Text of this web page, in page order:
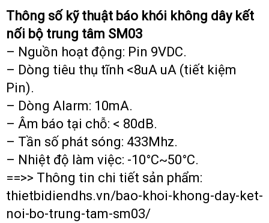
Thông số kỹ thuật báo khói không dây kết
nối bộ trung tâm SM03
– Nguồn hoạt động: Pin 9VDC.
– Dòng tiêu thụ tĩnh <8uA uA (tiết kiệm
Pin).
– Dòng Alarm: 10mA.
– Âm báo tại chỗ: < 80dB.
– Tần số phát sóng: 433Mhz.
– Nhiệt độ làm việc: -10°C~50°C.
==>> Thông tin chi tiết sản phẩm:
thietbidiendhs.vn/bao-khoi-khong-day-ket-
noi-bo-trung-tam-sm03/